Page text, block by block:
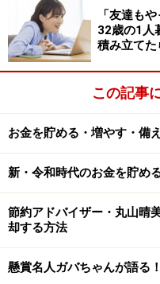
貯金を減らす不
普段の暮らしについて
で、基本は自炊中心。
出費を控えています。
菜園で過ごすことが多い
それでも生活費が足り
り崩すか、医療費など
て翌月で調整している
ただ、今後必要になる
貯金を減らす不安が常
「友達も
32歳の1人
積み立てた
この記事
お金を貯める・増やす・備
新・令和時代のお金を貯め
節約アドバイザー・丸山晴
却する方法
懸賞名人ガバちゃんが語る